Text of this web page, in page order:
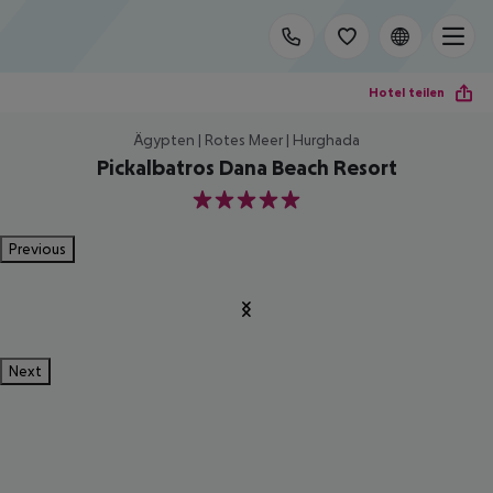
Hotel teilen
Ägypten | Rotes Meer | Hurghada
Pickalbatros Dana Beach Resort
5
Previous
Next